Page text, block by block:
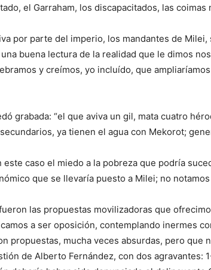
el Garraham, los discapacitados, las coimas
parte del imperio, los mandantes de Milei,
buena lectura de la realidad que le dimos
y creímos, yo incluído, que
“el que aviva un gil, mata cuatro
ya tienen el agua con Mekorot;
caso el miedo a la pobreza que podría
que se llevaría puesto a Milei; no
las propuestas movilizadoras que
a ser oposición, contemplando inermes
mucha veces absurdas, pero que
de Alberto Fernández, con dos agravantes: